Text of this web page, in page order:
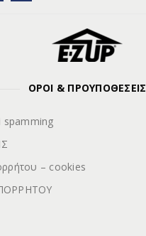
ΟΡΟΙ & ΠΡΟΥΠΟΘΕΣΕΙΣ
spamming
– cookies